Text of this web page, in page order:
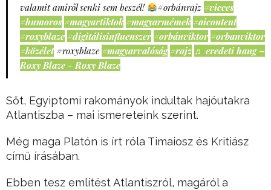
valamit amiről senki sem beszél!
#orbánrajz #vicces
#humoros #magyartiktok #magyarmémek #aicontent
#roxyblaze #digitálisinfluenszer #orbánviktor #orbanviktor
#közélet #roxyblaze #magyarvalóság #rajz ♬ eredeti hang –
Roxy Blaze - Roxy Blaze
Sőt, Egyiptomi rakományok indultak hajóutakra
Atlantiszba – mai ismereteink szerint.
Még maga Platón is írt róla Timaiosz és Kritiász
című írásában.
Ebben tesz említést Atlantiszról, magáról a